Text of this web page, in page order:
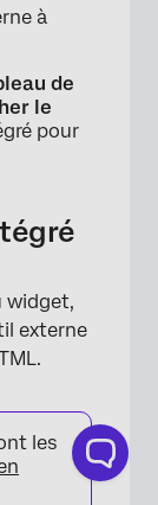
×
à
de
le
pour
widget,
externe
les